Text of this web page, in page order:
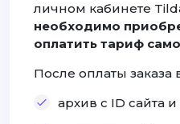
личном кабинете
необходимо
оплатить тариф
После оплаты заказа
архив с ID сайта